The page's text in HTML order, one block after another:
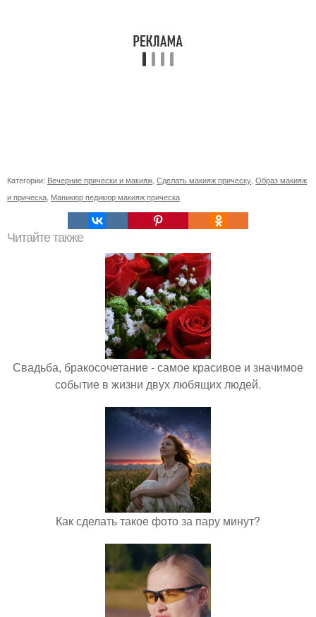
Категории: Вечерние прически и макияж Сделать макияж прическу Образ макияж
и прическа Маникюр педикюр макияж прическа
Читайте также
Свадьба, бракосочетание - самое красивое и значимое
событие в жизни двух любящих людей.
Как сделать такое фото за пару минут?